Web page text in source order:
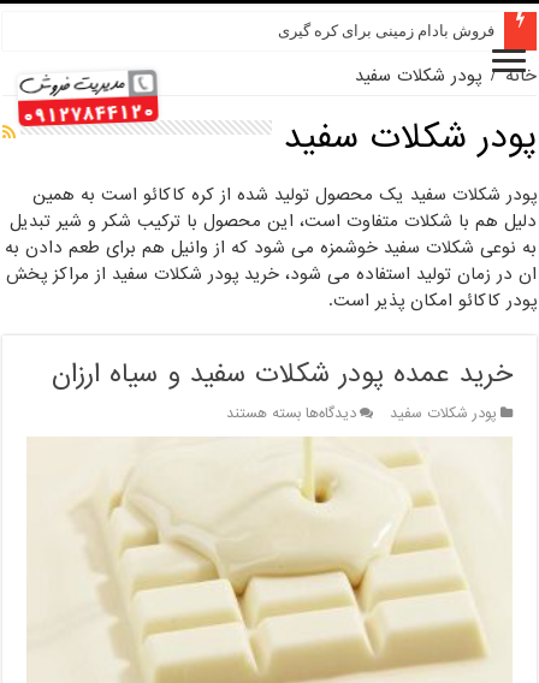
فروش بادام زمینی برای کره گیری
خانه / پودر شکلات سفید
پودر شکلات سفید
پودر شکلات سفید یک محصول تولید شده از کره کاکائو است به همین
دلیل هم با شکلات متفاوت است، این محصول با ترکیب شکر و شیر تبدیل
به نوعی شکلات سفید خوشمزه می شود که از وانیل هم برای طعم دادن به
ان در زمان تولید استفاده می شود، خرید پودر شکلات سفید از مراکز پخش
پودر کاکائو امکان پذیر است.
خرید عمده پودر شکلات سفید و سیاه ارزان
پودر شکلات سفید دیدگاه‌هابرای
خرید
پودر
شکلات
سیاه
ارزان
بسته هستند